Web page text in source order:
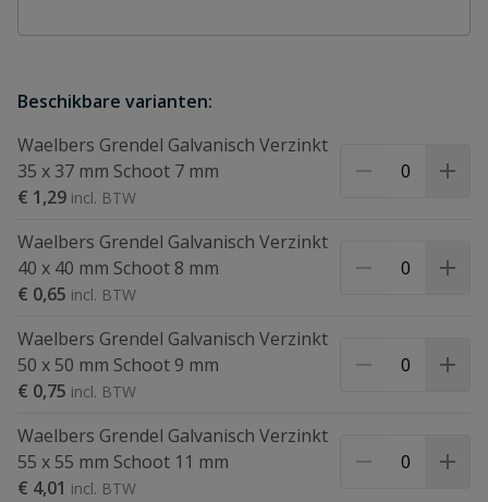
Beschikbare varianten:
Waelbers Grendel Galvanisch Verzinkt
35 x 37 mm Schoot 7 mm
€ 1,29
Waelbers Grendel Galvanisch Verzinkt
40 x 40 mm Schoot 8 mm
€ 0,65
Waelbers Grendel Galvanisch Verzinkt
50 x 50 mm Schoot 9 mm
€ 0,75
Waelbers Grendel Galvanisch Verzinkt
55 x 55 mm Schoot 11 mm
€ 4,01